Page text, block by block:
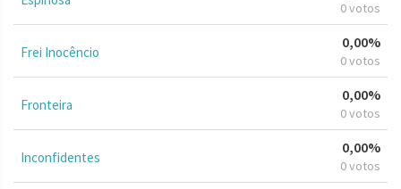
0 votos
Frei Inocêncio
0,00%
0 votos
Fronteira
0,00%
0 votos
Inconfidentes
0,00%
0 votos